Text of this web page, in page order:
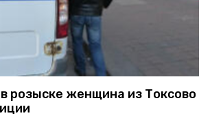
розыске женщина из Токсово